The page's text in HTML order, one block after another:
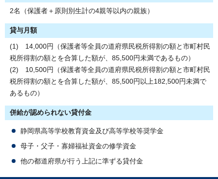
2名（保護者＋原則別生計の4親等以内の親族）
貸与月額
(1) 14,000円（保護者等全員の道府県民税所得割の額と市町村民
税所得割の額とを合算した額が、85,500円未満であるもの）
(2) 10,500円（保護者等全員の道府県民税所得割の額と市町村民
税所得割の額とを合算した額が、85,500円以上182,500円未満で
あるもの）
併給が認められない貸付金
静岡県高等学校教育資金及び高等学校等奨学金
母子・父子・寡婦福祉資金の修学資金
他の都道府県が行う上記に準ずる貸付金